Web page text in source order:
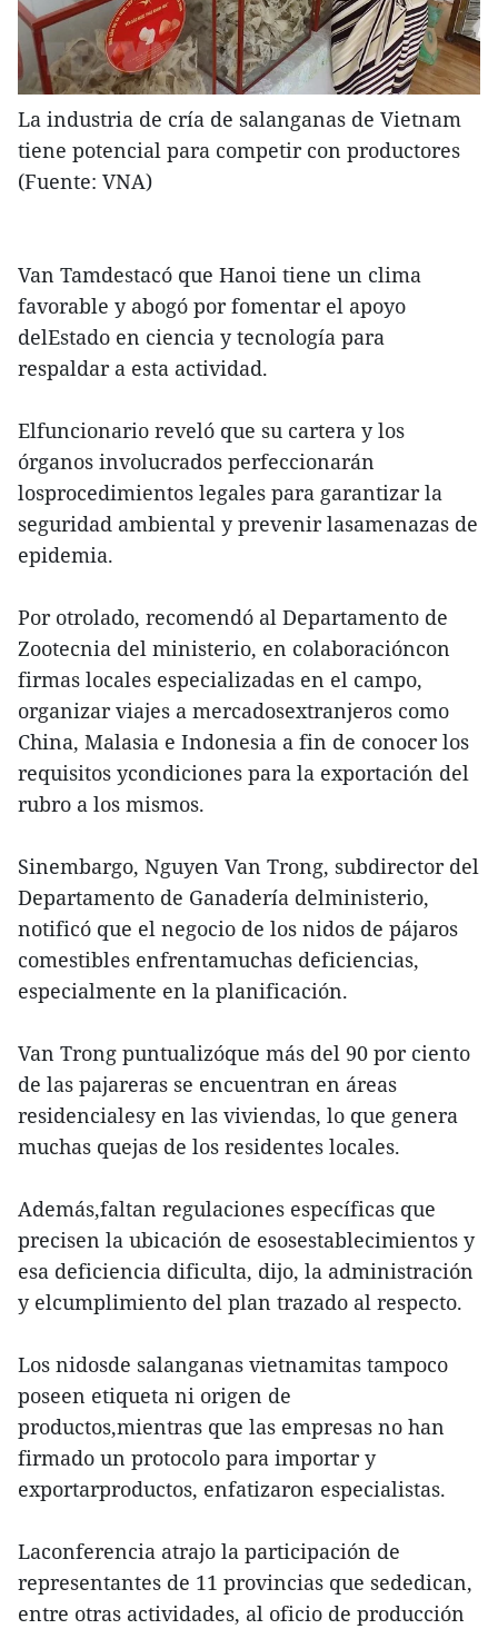
La industria de cría de salanganas de Vietnam
tiene potencial para competir con productores
(Fuente: VNA)
Van Tamdestacó que Hanoi tiene un clima
favorable y abogó por fomentar el apoyo
delEstado en ciencia y tecnología para
respaldar a esta actividad.
Elfuncionario reveló que su cartera y los
órganos involucrados perfeccionarán
losprocedimientos legales para garantizar la
seguridad ambiental y prevenir lasamenazas de
epidemia.
Por otrolado, recomendó al Departamento de
Zootecnia del ministerio, en colaboracióncon
firmas locales especializadas en el campo,
organizar viajes a mercadosextranjeros como
China, Malasia e Indonesia a fin de conocer los
requisitos ycondiciones para la exportación del
rubro a los mismos.
Sinembargo, Nguyen Van Trong, subdirector del
Departamento de Ganadería delministerio,
notificó que el negocio de los nidos de pájaros
comestibles enfrentamuchas deficiencias,
especialmente en la planificación.
Van Trong puntualizóque más del 90 por ciento
de las pajareras se encuentran en áreas
residencialesy en las viviendas, lo que genera
muchas quejas de los residentes locales.
Además,faltan regulaciones específicas que
precisen la ubicación de esosestablecimientos y
esa deficiencia dificulta, dijo, la administración
y elcumplimiento del plan trazado al respecto.
Los nidosde salanganas vietnamitas tampoco
poseen etiqueta ni origen de
productos,mientras que las empresas no han
firmado un protocolo para importar y
exportarproductos, enfatizaron especialistas.
Laconferencia atrajo la participación de
representantes de 11 provincias que sededican,
entre otras actividades, al oficio de producción